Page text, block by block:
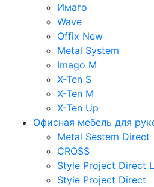
Имаго
Wave
Offix New
Metal System
Imago M
X-Ten S
X-Ten M
X-Ten Up
Офисная мебель для
Metal Sestem Direct
CROSS
Style Project Direct
Style Project Direct